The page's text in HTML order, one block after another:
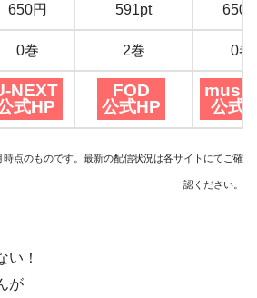
650円 591pt 650
0巻 2巻 0巻
NEXT
式HP
FOD
公式HP
公式
点のものです。最新の配信状況は各サイトにてご確
認ください。
い！
が